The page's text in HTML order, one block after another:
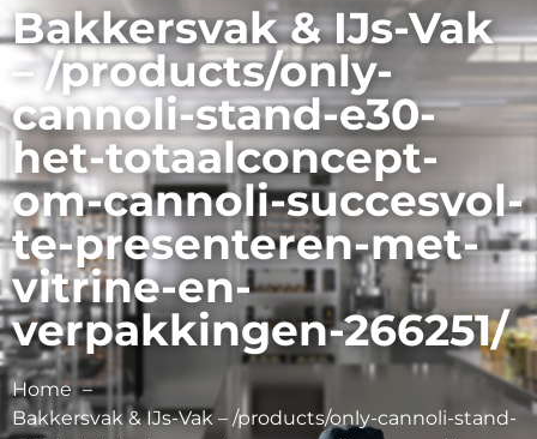
Bakkersvak & IJs-Vak
– /products/only-
cannoli-stand-e30-
het-totaalconcept-
om-cannoli-succesvol-
te-presenteren-met-
vitrine-en-
verpakkingen-266251/
Home
Bakkersvak & IJs-Vak – /products/only-cannoli-stand-